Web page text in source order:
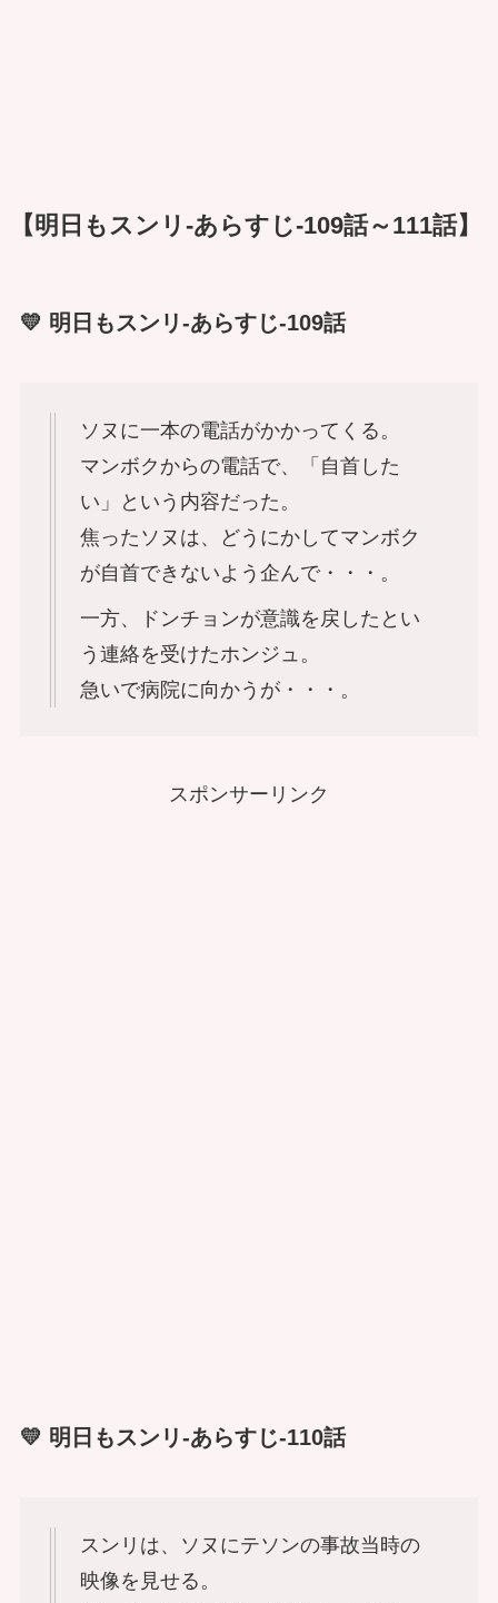
【明日もスンリ-あらすじ-109話～111話】
💛 明日もスンリ-あらすじ-109話
ソヌに一本の電話がかかってくる。
マンボクからの電話で、「自首した
い」という内容だった。
焦ったソヌは、どうにかしてマンボク
が自首できないよう企んで・・・。
一方、ドンチョンが意識を戻したとい
う連絡を受けたホンジュ。
急いで病院に向かうが・・・。
スポンサーリンク
💛 明日もスンリ-あらすじ-110話
スンリは、ソヌにテソンの事故当時の
映像を見せる。